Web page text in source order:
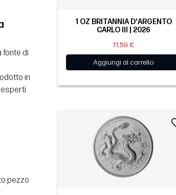
fonte di
in
esperti
pezzo
1 OZ BRITANNIA D'ARGENTO
CARLO III | 2026
71,59 €
Aggiungi al carrello